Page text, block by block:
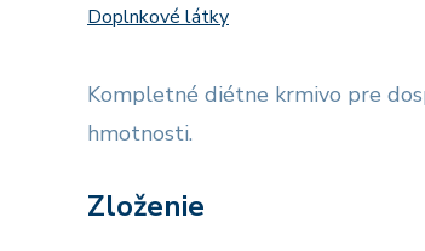
Doplnkové látky
Kompletné diétne krmivo pre
hmotnosti.
Zloženie